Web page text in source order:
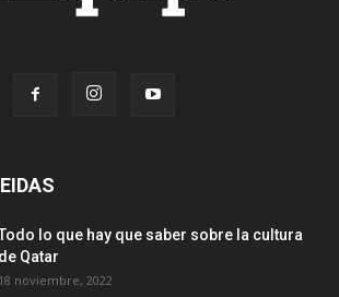
lo que hay que saber sobre la cultura
de Qatar
18 noviembre, 2022